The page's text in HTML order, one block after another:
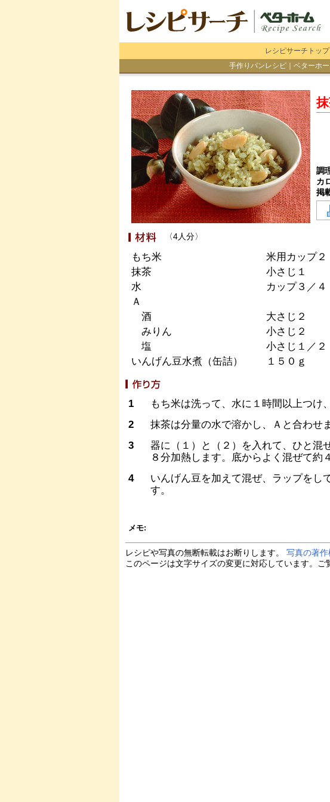
レシピサーチトップ
手作りパンレシピ
ベターホ
調
カ
掲
〈4人分〉
もち米
米用カップ２
抹茶
小さじ１
水
カップ３／４
Ａ
酒
大さじ２
みりん
小さじ２
塩
小さじ１／２
いんげん豆水煮（缶詰）
１５０ｇ
1
もち米は洗って、水に１時間以上つけ
2
抹茶は分量の水で溶かし、Ａと合わせ
3
器に（１）と（２）を入れて、ひと混
８分加熱します。底からよく混ぜて約
4
いんげん豆を加えて混ぜ、ラップをし
す。
メモ:
レシピや写真の無断転載はお断りします。 写真の著作
このページは文字サイズの変更に対応しています。ご